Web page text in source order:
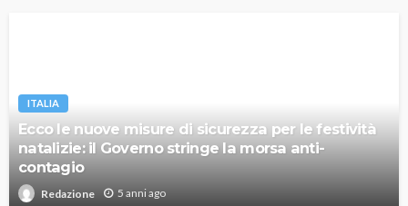
ITALIA
Ecco le nuove misure di sicurezza per le festività
natalizie: il Governo stringe la morsa anti-
contagio
Redazione 5 anni ago